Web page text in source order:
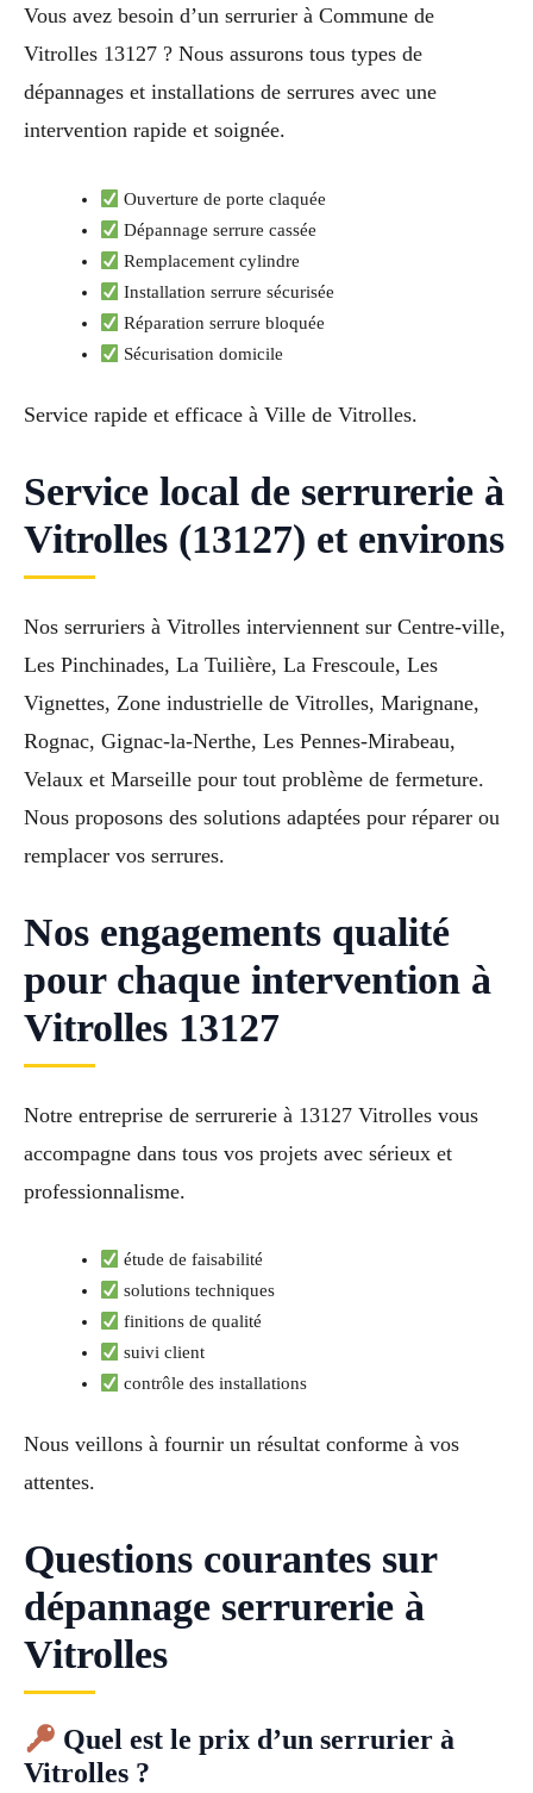
Vous avez besoin d’un serrurier à Commune de
Vitrolles 13127 ? Nous assurons tous types de
dépannages et installations de serrures avec une
intervention rapide et soignée.
Ouverture de porte claquée
Dépannage serrure cassée
Remplacement cylindre
Installation serrure sécurisée
Réparation serrure bloquée
Sécurisation domicile
Service rapide et efficace à Ville de Vitrolles.
Service local de serrurerie à
Vitrolles (13127) et environs
Nos serruriers à Vitrolles interviennent sur Centre-ville,
Les Pinchinades, La Tuilière, La Frescoule, Les
Vignettes, Zone industrielle de Vitrolles, Marignane,
Rognac, Gignac-la-Nerthe, Les Pennes-Mirabeau,
Velaux et Marseille pour tout problème de fermeture.
Nous proposons des solutions adaptées pour réparer ou
remplacer vos serrures.
Nos engagements qualité
pour chaque intervention à
Vitrolles 13127
Notre entreprise de serrurerie à 13127 Vitrolles vous
accompagne dans tous vos projets avec sérieux et
professionnalisme.
étude de faisabilité
solutions techniques
finitions de qualité
suivi client
contrôle des installations
Nous veillons à fournir un résultat conforme à vos
attentes.
Questions courantes sur
dépannage serrurerie à
Vitrolles
Quel est le prix d’un serrurier à
Vitrolles ?